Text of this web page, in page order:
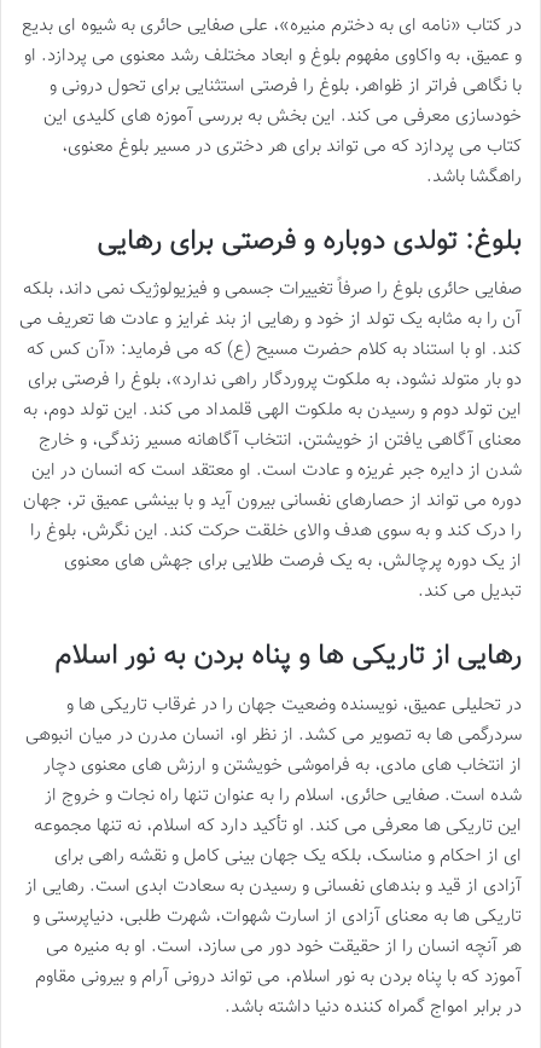
در کتاب «نامه ای به دخترم منیره»، علی صفایی حائری به شیوه ای بدیع
و عمیق، به واکاوی مفهوم بلوغ و ابعاد مختلف رشد معنوی می پردازد. او
با نگاهی فراتر از ظواهر، بلوغ را فرصتی استثنایی برای تحول درونی و
خودسازی معرفی می کند. این بخش به بررسی آموزه های کلیدی این
کتاب می پردازد که می تواند برای هر دختری در مسیر بلوغ معنوی،
راهگشا باشد.
بلوغ: تولدی دوباره و فرصتی برای رهایی
صفایی حائری بلوغ را صرفاً تغییرات جسمی و فیزیولوژیک نمی داند، بلکه
آن را به مثابه یک تولد از خود و رهایی از بند غرایز و عادت ها تعریف می
کند. او با استناد به کلام حضرت مسیح (ع) که می فرماید: «آن کس که
دو بار متولد نشود، به ملکوت پروردگار راهی ندارد»، بلوغ را فرصتی برای
این تولد دوم و رسیدن به ملکوت الهی قلمداد می کند. این تولد دوم، به
معنای آگاهی یافتن از خویشتن، انتخاب آگاهانه مسیر زندگی، و خارج
شدن از دایره جبر غریزه و عادت است. او معتقد است که انسان در این
دوره می تواند از حصارهای نفسانی بیرون آید و با بینشی عمیق تر، جهان
را درک کند و به سوی هدف والای خلقت حرکت کند. این نگرش، بلوغ را
از یک دوره پرچالش، به یک فرصت طلایی برای جهش های معنوی
تبدیل می کند.
رهایی از تاریکی ها و پناه بردن به نور اسلام
در تحلیلی عمیق، نویسنده وضعیت جهان را در غرقاب تاریکی ها و
سردرگمی ها به تصویر می کشد. از نظر او، انسان مدرن در میان انبوهی
از انتخاب های مادی، به فراموشی خویشتن و ارزش های معنوی دچار
شده است. صفایی حائری، اسلام را به عنوان تنها راه نجات و خروج از
این تاریکی ها معرفی می کند. او تأکید دارد که اسلام، نه تنها مجموعه
ای از احکام و مناسک، بلکه یک جهان بینی کامل و نقشه راهی برای
آزادی از قید و بندهای نفسانی و رسیدن به سعادت ابدی است. رهایی از
تاریکی ها به معنای آزادی از اسارت شهوات، شهرت طلبی، دنیاپرستی و
هر آنچه انسان را از حقیقت خود دور می سازد، است. او به منیره می
آموزد که با پناه بردن به نور اسلام، می تواند درونی آرام و بیرونی مقاوم
در برابر امواج گمراه کننده دنیا داشته باشد.